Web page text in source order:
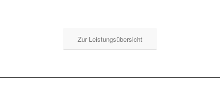
Zur Leistungsübersicht